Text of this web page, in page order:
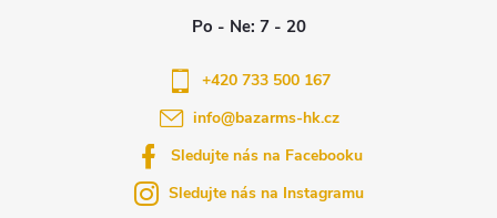
info@bazarms-hk.cz
+420 733 500 167
Sledujte nás na Facebooku
Sledujte nás na Instagramu